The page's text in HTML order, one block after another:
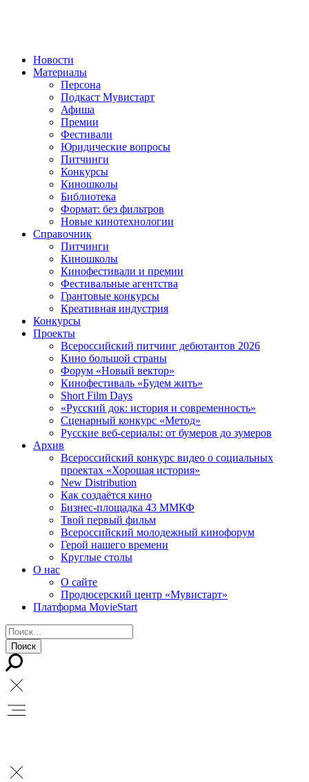
Новости
Материалы
Персона
Подкаст Мувистарт
Афиша
Премии
Фестивали
Юридические вопросы
Питчинги
Конкурсы
Киношколы
Библиотека
Формат: без фильтров
Новые кинотехнологии
Справочник
Питчинги
Киношколы
Кинофестивали и премии
Фестивальные агентства
Грантовые конкурсы
Креативная индустрия
Конкурсы
Проекты
Всероссийский питчинг дебютантов 2026
Кино большой страны
Форум «Новый вектор»
Кинофестиваль «Будем жить»
Short Film Days
«Русский док: история и современность»
Сценарный конкурс «Метод»
Русские веб-сериалы: от бумеров до зумеров
Архив
Всероссийский конкурс видео о социальных
проектах «Хорошая история»
New Distribution
Как создаётся кино
Бизнес-площадка 43 ММКФ
Твой первый фильм
Всероссийский молодежный кинофорум
Герой нашего времени
Круглые столы
О нас
О сайте
Продюсерский центр «Мувистарт»
Платформа MovieStart